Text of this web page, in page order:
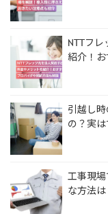
NTTフ
紹介！
引越し
の？実は
工事現
な方法は